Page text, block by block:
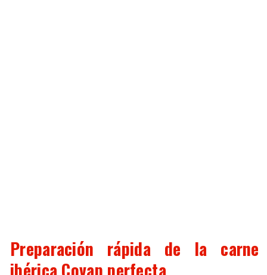
Preparación rápida de la carne
ibérica Covap perfecta